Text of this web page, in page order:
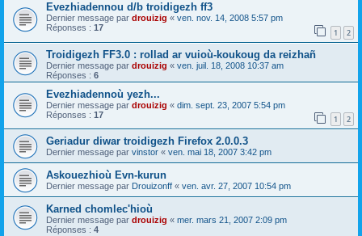
Evezhiadennou d/b troidigezh ff3
Dernier message par drouizig « ven. nov. 14, 2008 5:57 pm
Réponses : 17 1 2
Troidigezh FF3.0 : rollad ar vuioù-koukoug da reizhañ
Dernier message par drouizig « ven. juil. 18, 2008 10:37 am
Réponses : 6
Evezhiadennoù yezh...
Dernier message par drouizig « dim. sept. 23, 2007 5:54 pm
Réponses : 17 1 2
Geriadur diwar troidigezh Firefox 2.0.0.3
Dernier message par vinstor « ven. mai 18, 2007 3:42 pm
Askouezhioù Evn-kurun
Dernier message par Drouizonff « ven. avr. 27, 2007 10:54 pm
Karned chomlec'hioù
Dernier message par drouizig « mer. mars 21, 2007 2:09 pm
Réponses : 4